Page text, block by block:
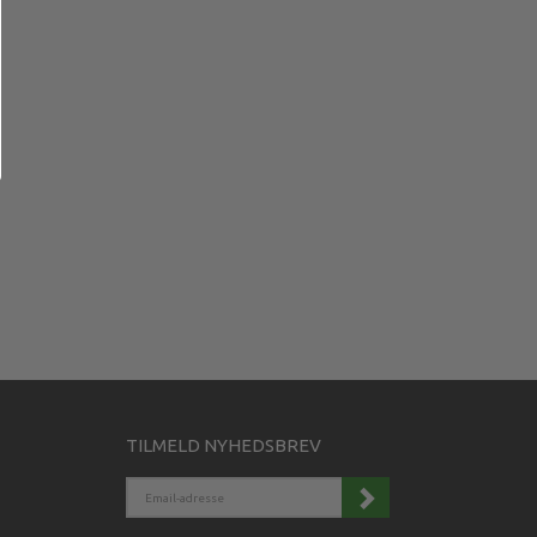
TILMELD NYHEDSBREV
ADRESSE